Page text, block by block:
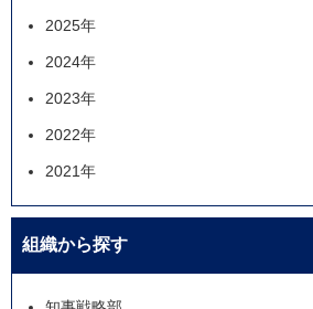
2025年
2024年
2023年
2022年
2021年
組織から探す